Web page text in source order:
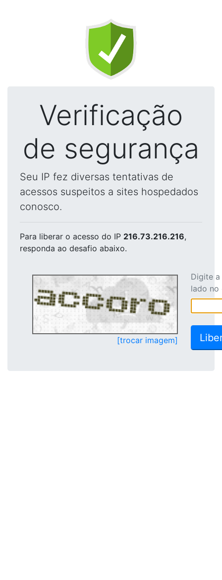
Verificação
de segurança
Seu IP fez diversas tentativas de
acessos suspeitos a sites hospedados
conosco.
Para liberar o acesso do IP 216.73.216.216,
responda ao desafio abaixo.
[trocar imagem]
Digite
lado no